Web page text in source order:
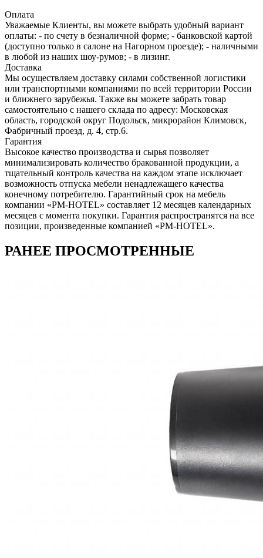
Оплата
Уважаемые Клиенты, вы можете выбрать удобный вариант
оплаты: - по счету в безналичной форме; - банковской картой
(доступно только в салоне на Нагорном проезде); - наличными
в любой из наших шоу-румов; - в лизинг.
Доставка
Мы осуществляем доставку силами собственной логистики
или транспортными компаниями по всей территории России
и ближнего зарубежья. Также вы можете забрать товар
самостоятельно с нашего склада по адресу: Московская
область, городcкой округ Подольск, микрорайон Климовск,
Фабричный проезд, д. 4, стр.6.
Гарантия
Высокое качество производства и сырья позволяет
минимализировать количество бракованной продукции, а
тщательный контроль качества на каждом этапе исключает
возможность отпуска мебели ненадлежащего качества
конечному потребителю. Гарантийный срок на мебель
компании «PM-HOTEL» составляет 12 месяцев календарных
месяцев с момента покупки. Гарантия распространятся на все
позиции, произведенные компанией «PM-HOTEL».
РАНЕЕ ПРОСМОТРЕННЫЕ